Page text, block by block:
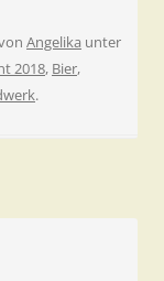
Angelika unter
2018, Bier,
.